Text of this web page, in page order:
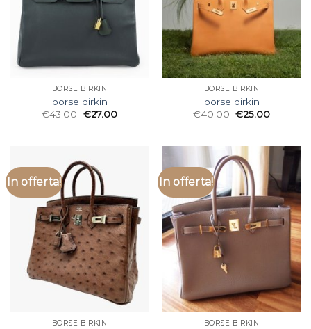
BORSE BIRKIN
borse birkin
€43.00 €27.00
BORSE BIRKIN
borse birkin
€40.00 €25.00
In offerta!
BORSE BIRKIN
In offerta!
BORSE BIRKIN